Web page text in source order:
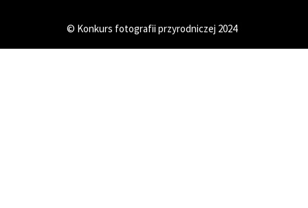
Top
© Konkurs fotografii przyrodniczej 2024